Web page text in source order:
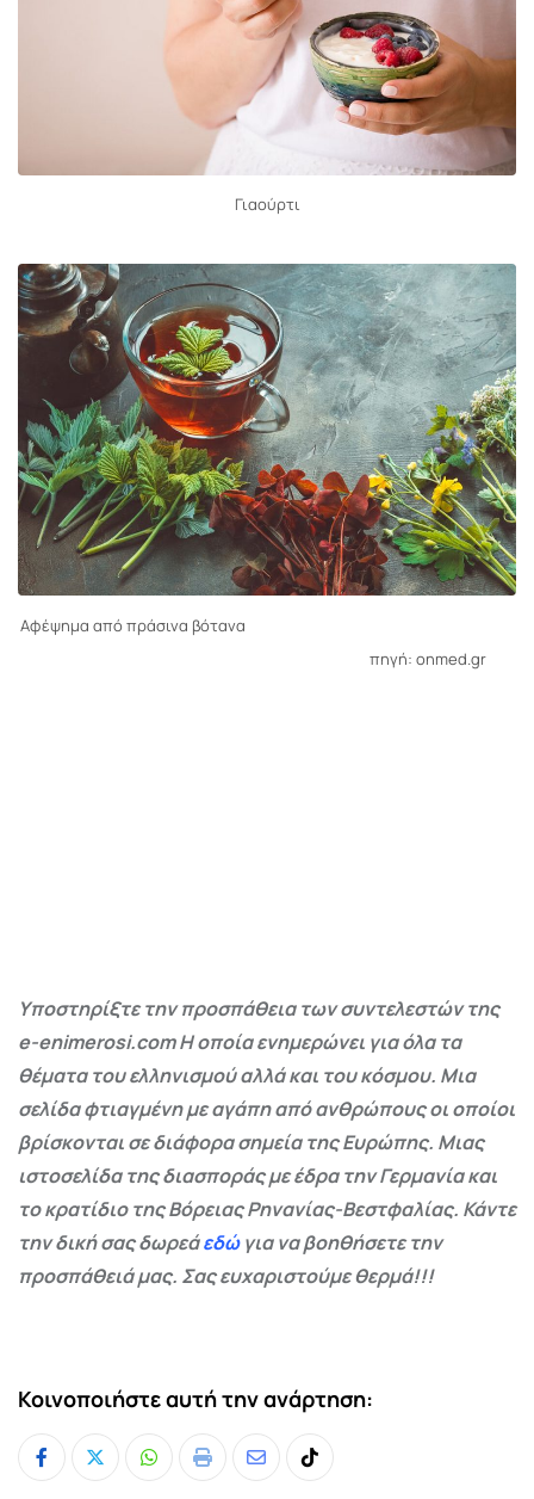
Γιαούρτι
Αφέψημα από πράσινα βότανα
πηγή: onmed.gr
Υποστηρίξτε την προσπάθεια των συντελεστών της
e-enimerosi.com Η οποία ενημερώνει για όλα τα
θέματα του ελληνισμού αλλά και του κόσμου. Μια
σελίδα φτιαγμένη με αγάπη από ανθρώπους οι οποίοι
βρίσκονται σε διάφορα σημεία της Ευρώπης. Μιας
ιστοσελίδα της διασποράς με έδρα την Γερμανία και
το κρατίδιο της Βόρειας Ρηνανίας-Βεστφαλίας. Κάντε
την δική σας δωρεάεδώγια να βοηθήσετε την
προσπάθειά μας. Σας ευχαριστούμε θερμά!!!
Κοινοποιήστε αυτή την ανάρτηση:
Whatsapp
Print
ShareTiktok